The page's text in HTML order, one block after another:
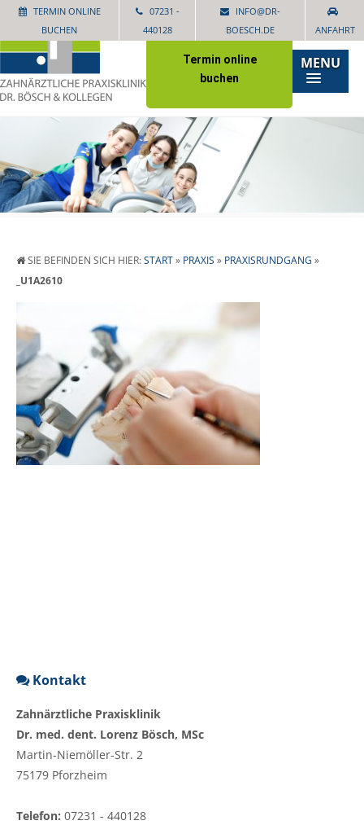
TERMIN ONLINE
BUCHEN
07231 -
440128
INFO@DR-
BOESCH.DE
ANFAHRT
Termin online
buchen
MENU
SIE BEFINDEN SICH HIER:START» PRAXIS » PRAXISRUNDGANG »
_U1A2610
Kontakt
Zahnärztliche Praxisklinik
Dr. med. dent. Lorenz Bösch, MSc
Martin-Niemöller-Str. 2
75179 Pforzheim
Telefon: 07231 - 440128